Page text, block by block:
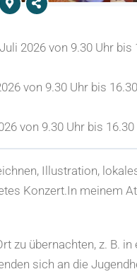
2026 von 9.30 Uhr bis
von 9.30 Uhr bis
von 9.30 Uhr bis 16.30
Illustration,
Konzert.In meinem
zu übernachten, z. B. in
sich an die